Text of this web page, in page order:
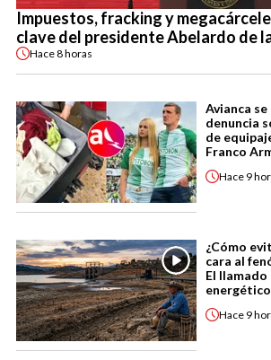
Impuestos, fracking y
clave del presidente Abelardo de
Hace8 horas
Avianca
denuncia
de
Franco
Hace 9
¿Cómo
cara al
El
Hace 9